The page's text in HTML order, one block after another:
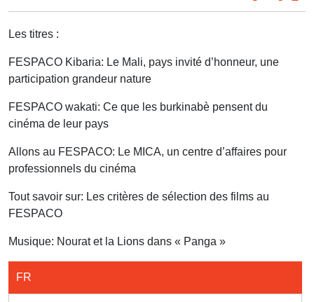
Les titres :
FESPACO Kibaria: Le Mali, pays invité d’honneur, une
participation grandeur nature
FESPACO wakati: Ce que les burkinabè pensent du
cinéma de leur pays
Allons au FESPACO: Le MICA, un centre d’affaires pour
professionnels du cinéma
Tout savoir sur: Les critères de sélection des films au
FESPACO
Musique: Nourat et la Lions dans « Panga »
FR